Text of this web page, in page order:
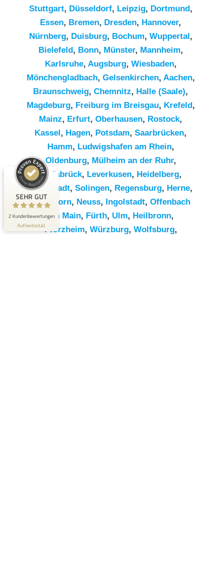
Stuttgart, Düsseldorf, Leipzig, Dortmund,
Essen, Bremen, Dresden, Hannover,
Nürnberg, Duisburg, Bochum, Wuppertal,
Bielefeld, Bonn, Münster, Mannheim,
Karlsruhe, Augsburg, Wiesbaden,
Mönchengladbach, Gelsenkirchen, Aachen,
Braunschweig, Chemnitz⁠, Halle (Saale),
Magdeburg, Freiburg im Breisgau, Krefeld,
Mainz, Erfurt, Oberhausen, Rostock,
Kassel, Hagen, Potsdam, Saarbrücken,
Hamm, Ludwigshafen am Rhein,
Oldenburg, Mülheim an der Ruhr,
Osnabrück, Leverkusen, Heidelberg,
Darmstadt, Solingen, Regensburg, Herne,
Paderborn, Neuss, Ingolstadt, Offenbach
am Main, Fürth, Ulm, Heilbronn,
Pforzheim, Würzburg, Wolfsburg,
SEHR GUT
2 Kundenbewertungen
Authentizität
Kundenbewertungen und Erfahrungen zu
RümpelButler
SEHR GUT
5,00 / 5,00
2
Bewertungen von 1
anderen Quelle
Blick aufs ProvenExpert-Profil werfen